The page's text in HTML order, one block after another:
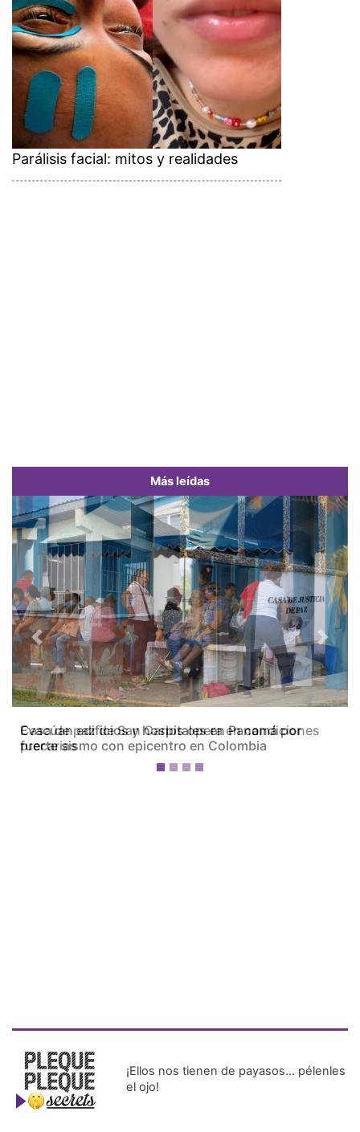
Parálisis facial: mitos y realidades
Más leídas
Casa de paz de San Carlos opera en condiciones
precarias
Previous Next
¡Ellos nos tienen de payasos… pélenles
el ojo!